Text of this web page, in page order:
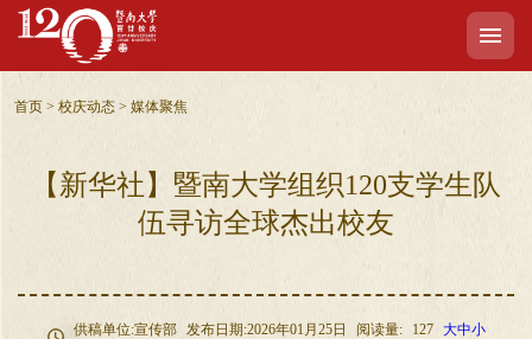
首页 > 校庆动态 > 媒体聚焦
【新华社】暨南大学组织120支学生队
伍寻访全球杰出校友
供稿单位:宣传部 发布日期:2026年01月25日 阅读量: 127 大中小